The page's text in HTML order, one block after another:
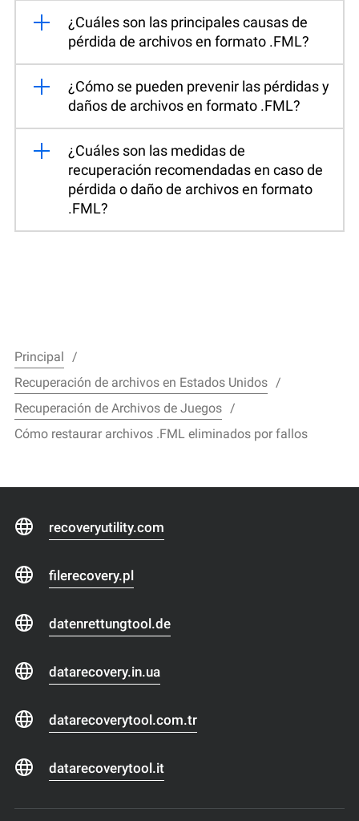
¿Cuáles son las principales causas de
pérdida de archivos en formato .FML?
¿Cómo se pueden prevenir las pérdidas y
daños de archivos en formato .FML?
¿Cuáles son las medidas de
recuperación recomendadas en caso de
pérdida o daño de archivos en formato
.FML?
Principal
Recuperación de archivos en Estados Unidos
Recuperación de Archivos de Juegos
Cómo restaurar archivos .FML eliminados por fallos
recoveryutility.com
filerecovery.pl
datenrettungtool.de
datarecovery.in.ua
datarecoverytool.com.tr
datarecoverytool.it